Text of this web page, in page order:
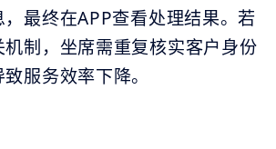
最终在APP查看处理结果。若
制，坐席需重复核实客户身份
服务效率下降。